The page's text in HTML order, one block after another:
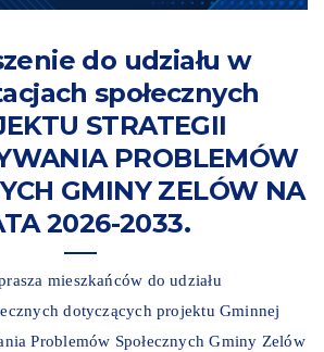
do udziału w
społecznych
STRATEGII
PROBLEMÓW
GMINY ZELÓW NA
2026-2033.
mieszkańców do udziału
dotyczących projektu Gminnej
Problemów Społecznych Gminy Zelów